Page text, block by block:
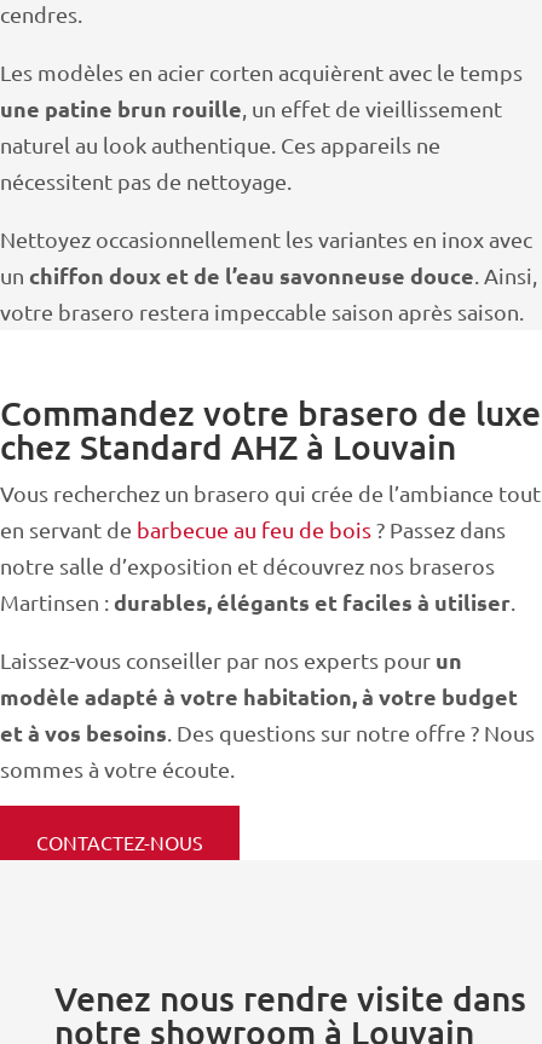
cendres.
Les modèles en acier corten acquièrent avec le temps
une patine brun rouille , un effet de vieillissement
naturel au look authentique. Ces appareils ne
nécessitent pas de nettoyage.
Nettoyez occasionnellement les variantes en inox avec
un chiffon doux et de l’eau savonneuse douce . Ainsi,
votre brasero restera impeccable saison après saison.
Commandez votre brasero de luxe
chez Standard AHZ à Louvain
Vous recherchez un brasero qui crée de l’ambiance tout
en servant de barbecue au feu de bois? Passez dans
notre salle d’exposition et découvrez nos braseros
Martinsen :durables, élégants et faciles à utiliser
Laissez-vous conseiller par nos experts pour un
modèle adapté à votre habitation, à votre budget
et à vos besoins . Des questions sur notre offre ? Nous
sommes à votre écoute.
CONTACTEZ-NOUS
Venez nous rendre visite dans
notre showroom à Louvain